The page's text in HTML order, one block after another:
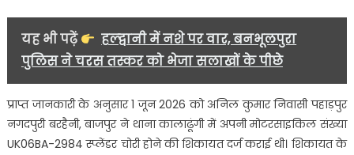
यह भी पढ़ें
हल्द्वानी में नशे पर वार, बनभूलपुरा
पुलिस ने चरस तस्कर को भेजा सलाखों के पीछे
प्राप्त जानकारी के अनुसार 1 जून 2026 को अनिल कुमार निवासी पहाड़पुर
नगदपुरी बरहैनी, बाजपुर ने थाना कालाढूंगी में अपनी मोटरसाइकिल संख्या
UK06BA-2984 स्प्लेंडर चोरी होने की शिकायत दर्ज कराई थी। शिकायत के